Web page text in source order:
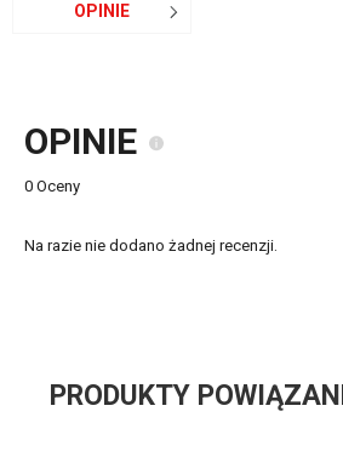
OPINIE
OPINIE
0 Oceny
Na razie nie dodano żadnej recenzji.
PRODUKTY